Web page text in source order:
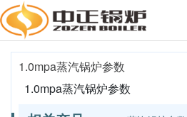
1.0mpa蒸汽锅炉参数
1.0mpa蒸汽锅炉参数